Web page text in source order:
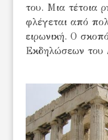
του. Μια τέτοια
φλέγεται από
ειρωνική. Ο
Εκδηλώσεων του